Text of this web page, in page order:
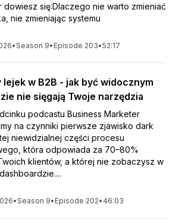
dowiesz się:Dlaczego nie warto zmieniać
nie zmieniając systemu
•Season 9• Episode 203•52:17
lejek w B2B - jak być widocznym
nie sięgają Twoje narzędzia
podcastu Business Marketer
na czynniki pierwsze zjawisko dark
niewidzialnej części procesu
która odpowiada za 70–80%
klientów, a której nie zobaczysz w
•Season 9• Episode 202• 46:03